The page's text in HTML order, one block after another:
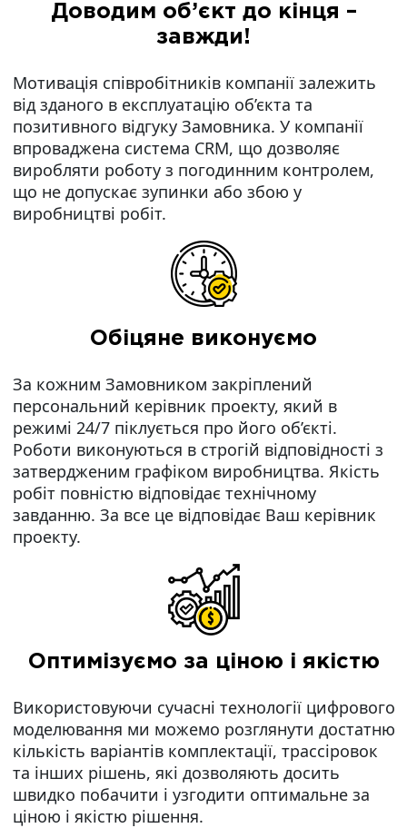
Доводим об’єкт до кінця –
завжди!
Мотивація співробітників компанії залежить
від зданого в експлуатацію об’єкта та
позитивного відгуку Замовника. У компанії
впроваджена система CRM, що дозволяє
виробляти роботу з погодинним контролем,
що не допускає зупинки або збою у
виробництві робіт.
Обіцяне виконуємо
За кожним Замовником закріплений
персональний керівник проекту, який в
режимі 24/7 піклується про його об’єкті.
Роботи виконуються в строгій відповідності з
затвердженим графіком виробництва. Якість
робіт повністю відповідає технічному
завданню. За все це відповідає Ваш керівник
проекту.
Оптимізуємо за ціною і якістю
Використовуючи сучасні технології цифрового
моделювання ми можемо розглянути достатню
кількість варіантів комплектації, трассіровок
та інших рішень, які дозволяють досить
швидко побачити і узгодити оптимальне за
ціною і якістю рішення.